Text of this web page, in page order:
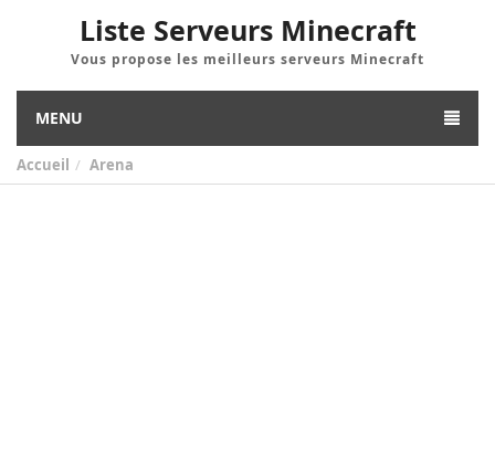
Liste Serveurs Minecraft
Vous propose les meilleurs serveurs Minecraft
MENU
Accueil Arena